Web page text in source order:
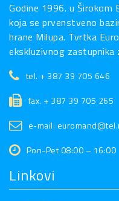
Godine 1996. u
koja se prvenstveno
hrane Milupa. Tvrtka
ekskluzivnog zastupnika
tel. + 387 39 705 646
fax. + 387 39 705 265
e-mail:
Pon-Pet 08:00 – 16:00
Linkovi